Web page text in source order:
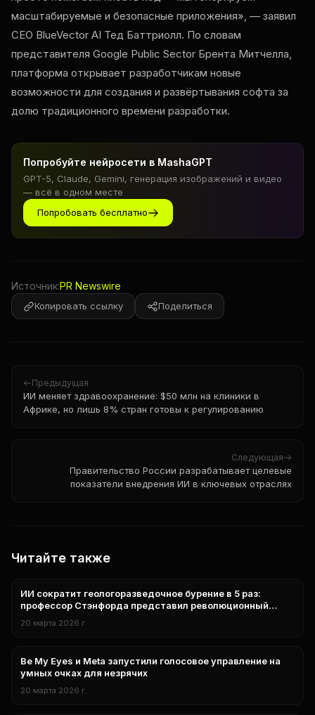
масштабируемые и безопасные приложения», — заявил
CEO BlueVector AI Тед Баттриолл. По словам
представителя Google Public Sector Брента Митчелла,
платформа открывает разработчикам новые
возможности для создания и развёртывания софта за
долю традиционного времени разработки.
Попробуйте нейросети в MashaGPT
GPT-5, Claude, Gemini, генерация изображений и видео
— всё в одном месте
Попробовать бесплатно
Источник:PR Newswire
Копировать ссылку Поделиться
Предыдущая
ИИ меняет здравоохранение: $50 млн на клиники в
Африке, но лишь 8% стран готовы к регулированию
Следующая
Правительство России разрабатывает целевые
показатели внедрения ИИ в ключевых отраслях
Читайте также
технологии
ИИ сократит геологоразведочное бурение в 5 раз:
профессор Стэнфорда представил революционный
20 марта 2026 г.
технологии
Be My Eyes и Meta запустили голосовое управление на
умных очках для незрячих
20 марта 2026 г.